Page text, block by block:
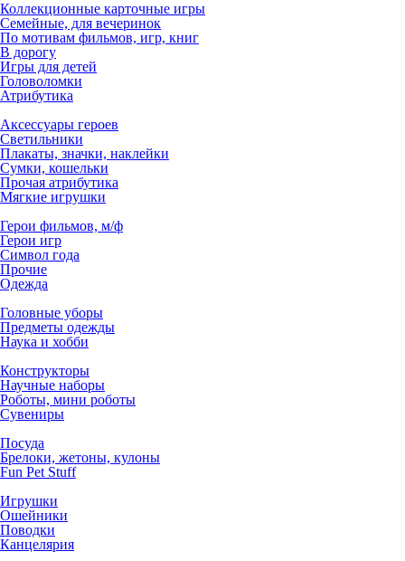
Коллекционные карточные игры
Семейные, для вечеринок
По мотивам фильмов, игр, книг
В дорогу
Игры для детей
Головоломки
Атрибутика
Аксессуары героев
Светильники
Плакаты, значки, наклейки
Сумки, кошельки
Прочая атрибутика
Мягкие игрушки
Герои фильмов, м/ф
Герои игр
Символ года
Прочие
Одежда
Головные уборы
Предметы одежды
Наука и хобби
Конструкторы
Научные наборы
Роботы, мини роботы
Сувениры
Посуда
Брелоки, жетоны, кулоны
Fun Pet Stuff
Игрушки
Ошейники
Поводки
Канцелярия